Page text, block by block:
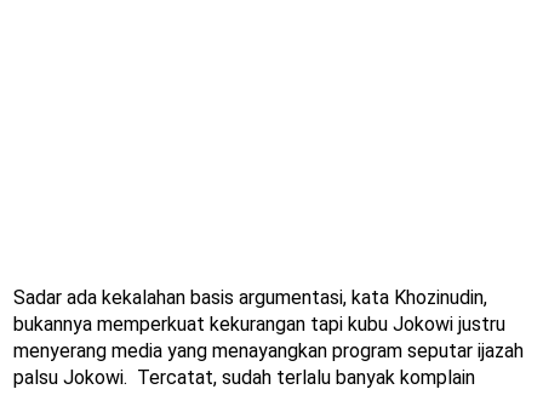
Sadar ada kekalahan basis argumentasi, kata Khozinudin,
bukannya memperkuat kekurangan tapi kubu Jokowi justru
menyerang media yang menayangkan program seputar ijazah
palsu Jokowi. Tercatat, sudah terlalu banyak komplain